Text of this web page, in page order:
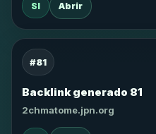
SI Abrir
#81
Backlink generado 81
2chmatome.jpn.org